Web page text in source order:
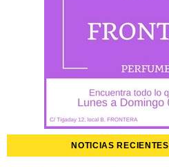
NOTICIAS RECIENTES